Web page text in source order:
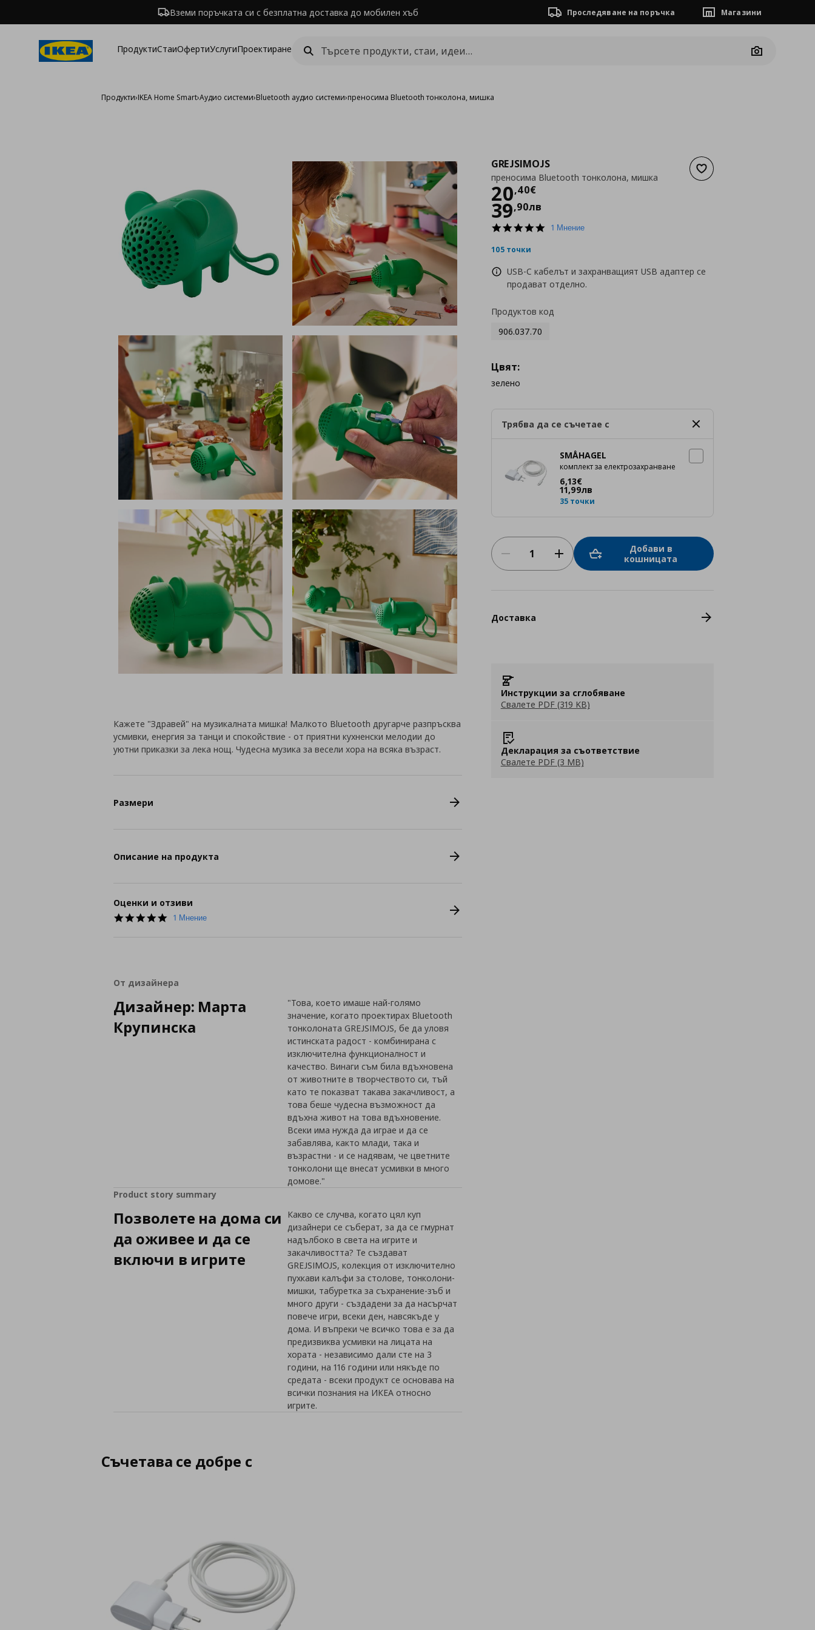
Вземи поръчката си с безплатна доставка до мобилен хъб Проследяване на поръчка Магазини
ПродуктиСтаиОфертиУслугиПроектиране
Camera
Продукти›IKEA Home Smart›Аудио системи›Bluetooth аудио системи›преносима Bluetooth тонколона, мишка
Добави към списъка с
GREJSIMOJS
преносима Bluetooth тонколона, мишка
20,40€
Цена
39,90лв
5.01 Мнение
105 точки
USB-C кабелът и захранващият USB адаптер се
продават отделно.
Продуктов код
906.037.70
Цвят:
зелено
Трябва да се съчетае с
SMÅHAGEL
комплект за електрозахранване
6,13€
Цена
11,99лв
35 точки
Добави в
кошницата
Доставка
Инструкции за сглобяване
Свалете PDF (319 KB)
Декларация за съответствие
Свалете PDF (3 MB)
Кажете "Здравей" на музикалната мишка! Малкото Bluetooth другарче разпръсква
усмивки, енергия за танци и спокойствие - от приятни кухненски мелодии до
уютни приказки за лека нощ. Чудесна музика за весели хора на всяка възраст.
Размери
Описание на продукта
Оценки и отзиви
5.0
1 Мнение
От дизайнера
Дизайнер: Марта
Крупинска
"Това, което имаше най-голямо
значение, когато проектирах Bluetooth
тонколоната GREJSIMOJS, бе да уловя
истинската радост - комбинирана с
изключителна функционалност и
качество. Винаги съм била вдъхновена
от животните в творчеството си, тъй
като те показват такава закачливост, а
това беше чудесна възможност да
вдъхна живот на това вдъхновение.
Всеки има нужда да играе и да се
забавлява, както млади, така и
възрастни - и се надявам, че цветните
тонколони ще внесат усмивки в много
домове."
Product story summary
Позволете на дома си
да оживее и да се
включи в игрите
Какво се случва, когато цял куп
дизайнери се съберат, за да се гмурнат
надълбоко в света на игрите и
закачливостта? Те създават
GREJSIMOJS, колекция от изключително
пухкави калъфи за столове, тонколони-
мишки, табуретка за съхранение-зъб и
много други - създадени за да насърчат
повече игри, всеки ден, навсякъде у
дома. И въпреки че всичко това е за да
предизвиква усмивки на лицата на
хората - независимо дали сте на 3
години, на 116 години или някъде по
средата - всеки продукт се основава на
всички познания на ИКЕА относно
игрите.
Съчетава се добре с